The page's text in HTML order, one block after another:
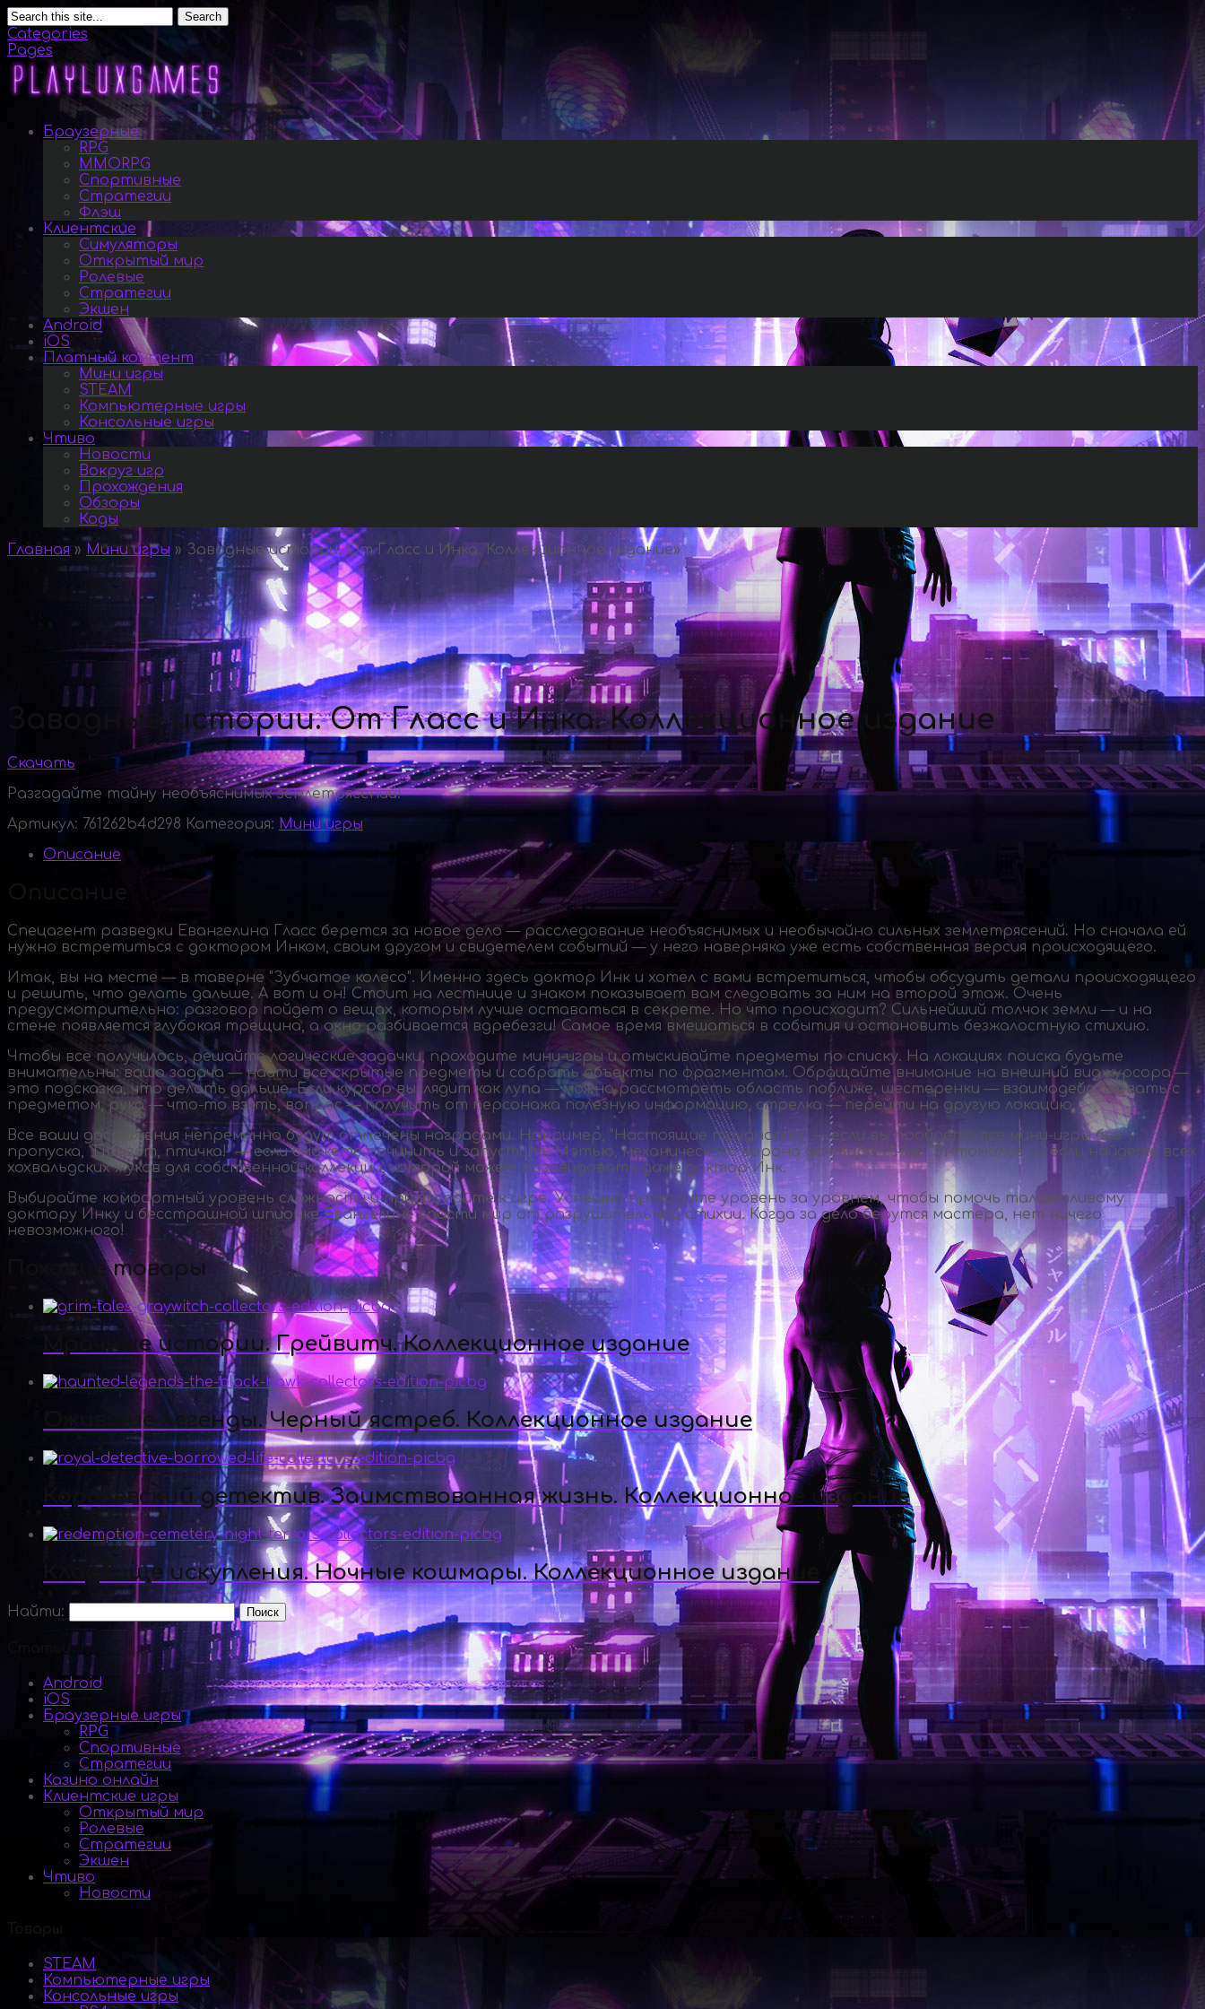
Search
Categories
Pages
Браузерные
RPG
MMORPG
Спортивные
Стратегии
Флэш
Клиентские
Симуляторы
Открытый мир
Ролевые
Стратегии
Экшен
Android
iOS
Платный контент
Мини игры
STEAM
Компьютерные игры
Консольные игры
Чтиво
Новости
Вокруг игр
Прохождения
Обзоры
Коды
Главная » Мини игры » Заводные истории. От Гласс и Инка. Коллекционное издание»
Заводные истории. От Гласс и Инка. Коллекционное издание
Скачать
Разгадайте тайну необъяснимых землетрясений!
Артикул: 761262b4d298 Категория: Мини игры
Описание
Спецагент разведки Евангелина Гласс берется за новое дело — расследование необъяснимых и необычайно сильных землетрясений. Но сначала ей
нужно встретиться с доктором Инком, своим другом и свидетелем событий — у него наверняка уже есть собственная версия происходящего.
Итак, вы на месте — в таверне "Зубчатое колесо". Именно здесь доктор Инк и хотел с вами встретиться, чтобы обсудить детали происходящего
и решить, что делать дальше. А вот и он! Стоит на лестнице и знаком показывает вам следовать за ним на второй этаж. Очень
предусмотрительно: разговор пойдет о вещах, которым лучше оставаться в секрете. Но что происходит? Сильнейший толчок земли — и на
стене появляется глубокая трещина, а окно разбивается вдребезги! Самое время вмешаться в события и остановить безжалостную стихию.
Чтобы все получилось, решайте логические задачки, проходите мини-игры и отыскивайте предметы по списку. На локациях поиска будьте
внимательны: ваша задача — найти все скрытые предметы и собрать объекты по фрагментам. Обращайте внимание на внешний вид курсора —
это подсказка, что делать дальше. Если курсор выглядит как лупа — можно рассмотреть область поближе, шестеренки — взаимодействовать с
предметом, рука — что-товзять, вопрос — получить от персонажа полезную информацию, стрелка — перейти на другую локацию.
Все ваши достижения непременно будут отмечены наградами. Например, "Настоящие трудности" — если вы пройдете все мини-игрыбез
пропуска, "Привет, птичка!" — если сможете починить и запустить Мэтью, механического ворона доктора Инка. "Энтомолог" — если найдете всех
хохвальдских жуков для собственной коллекции, которой может позавидовать даже доктор Инк.
Выбирайте комфортный уровень сложности и приступайте к игре. Успешно проходите уровень за уровнем, чтобы помочь талантливому
доктору Инку и бесстрашной шпионке Евангелине спасти мир от разрушительной стихии. Когда за дело берутся мастера, нет ничего
невозможного!
Похожие товары
Мрачные истории. Грейвитч. Коллекционное издание
Ожившие легенды. Черный ястреб. Коллекционное издание
Королевский детектив. Заимствованная жизнь. Коллекционное издание
Кладбище искупления. Ночные кошмары. Коллекционное издание
Найти:
Android
iOS
Браузерные игры
RPG
Спортивные
Стратегии
Казино онлайн
Клиентские игры
Открытый мир
Ролевые
Стратегии
Экшен
Чтиво
Новости
STEAM
Компьютерные игры
Консольные игры